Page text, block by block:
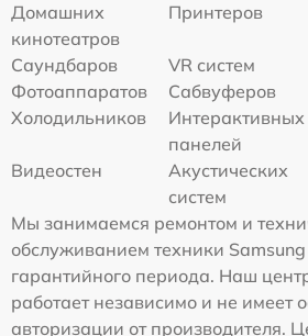
Домашних
кинотеатров
Принтеров
Саундбаров
VR систем
Фотоаппаратов
Сабвуферов
Холодильников
Интерактивных
панелей
Видеостен
Акустических
систем
Мы занимаемся ремонтом и
обслуживанием техники
гарантийного периода. Наш
работает независимо и не имеет
авторизации от производителя.